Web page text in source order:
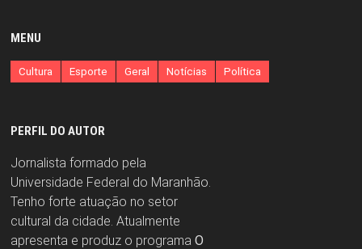
MENU
Cultura Esporte Geral Notícias Política
PERFIL DO AUTOR
Jornalista formado pela
Universidade Federal do Maranhão.
Tenho forte atuação no setor
cultural da cidade. Atualmente
apresenta e produz o programa O